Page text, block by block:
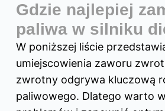
Gdzie najlepiej
paliwa w silniku
W poniższej liście
umiejscowienia zaworu
zwrotny odgrywa kluczową
paliwowego. Dlatego warto